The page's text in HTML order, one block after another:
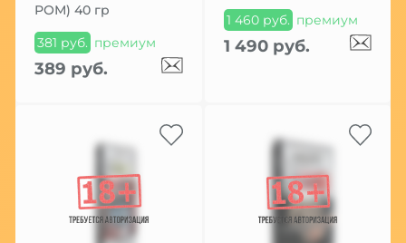
РОМ) 40 гр
381 руб. премиум
389 руб.
1 460 руб. премиум
1 490 руб.